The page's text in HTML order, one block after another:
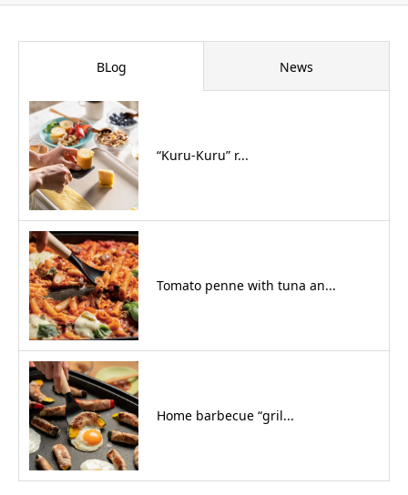
BLog News
“Kuru-Kuru” r...
Tomato penne with tuna an...
Home barbecue “gril...